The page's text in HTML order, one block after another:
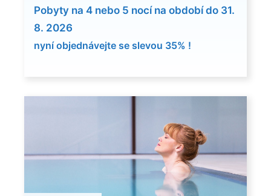
Pobyty na 4 nebo 5 nocí na období do 31.
8. 2026
nyní objednávejte se slevou 35% !